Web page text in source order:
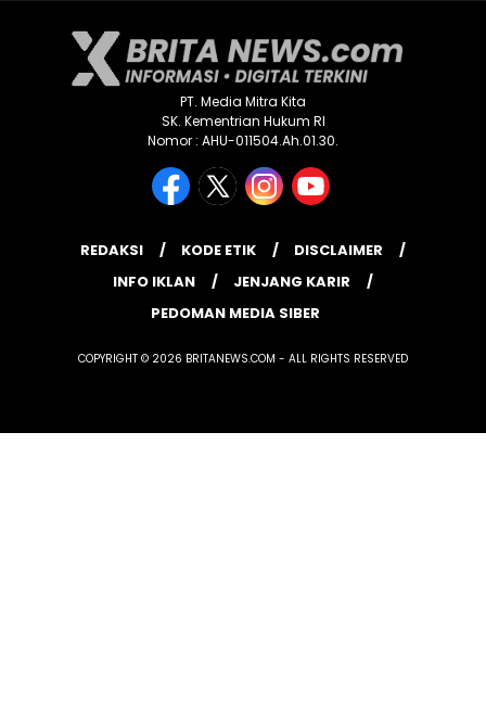
PT. Media Mitra Kita
SK. Kementrian Hukum RI
Nomor : AHU-011504.Ah.01.30.
REDAKSI KODE ETIK
DISCLAIMER
INFO IKLAN
JENJANG KARIR
PEDOMAN MEDIA SIBER
COPYRIGHT © 2026 BRITANEWS.COM - ALL RIGHTS RESERVED